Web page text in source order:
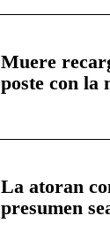
Muere
poste con la
La atoran
presumen